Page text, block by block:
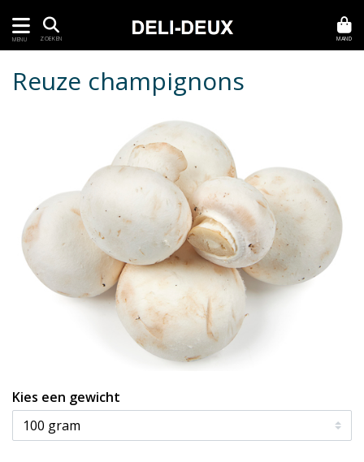
MENU ZOEKEN MAND
Reuze champignons
Kies een gewicht